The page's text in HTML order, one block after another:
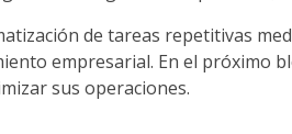
de tareas repetitivas
empresarial. En el próximo
sus operaciones.